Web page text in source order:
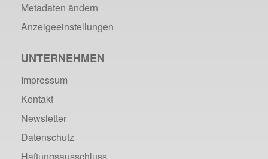
Metadaten ändern
Anzeigeeinstellungen
UNTERNEHMEN
Impressum
Kontakt
Newsletter
Datenschutz